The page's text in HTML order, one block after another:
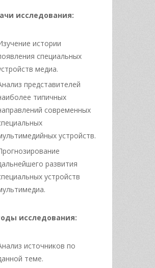
исследования:
истории
специальных
медиа.
представителей
типичных
современных
устройств.
развития
устройств
исследования:
источников по
теме.